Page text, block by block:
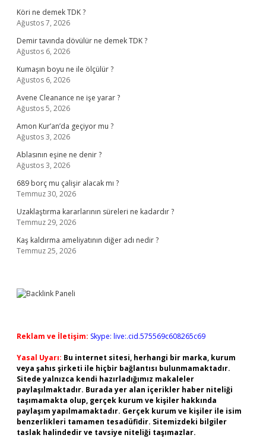
Köri ne demek TDK ?
Ağustos 7, 2026
Demir tavında dövülür ne demek TDK ?
Ağustos 6, 2026
Kumaşın boyu ne ile ölçülür ?
Ağustos 6, 2026
Avene Cleanance ne işe yarar ?
Ağustos 5, 2026
Amon Kur’an’da geçiyor mu ?
Ağustos 3, 2026
Ablasının eşine ne denir ?
Ağustos 3, 2026
689 borç mu çalişir alacak mı ?
Temmuz 30, 2026
Uzaklaştırma kararlarının süreleri ne kadardır ?
Temmuz 29, 2026
Kaş kaldırma ameliyatının diğer adı nedir ?
Temmuz 25, 2026
Reklam ve İletişim: Skype: live:.cid.575569c608265c69
Yasal Uyarı: Bu internet sitesi, herhangi bir marka, kurum
veya şahıs şirketi ile hiçbir bağlantısı bulunmamaktadır.
Sitede yalnızca kendi hazırladığımız makaleler
paylaşılmaktadır. Burada yer alan içerikler haber niteliği
taşımamakta olup, gerçek kurum ve kişiler hakkında
paylaşım yapılmamaktadır. Gerçek kurum ve kişiler ile isim
benzerlikleri tamamen tesadüfidir. Sitemizdeki bilgiler
taslak halindedir ve tavsiye niteliği taşımazlar.